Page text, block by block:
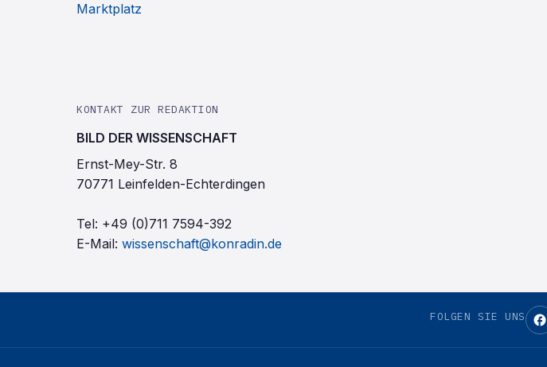
Marktplatz
KONTAKT ZUR REDAKTION
BILD DER WISSENSCHAFT
Ernst-Mey-Str. 8
70771 Leinfelden-Echterdingen
Tel: +49 (0)711 7594-392
E-Mail: wissenschaft@konradin.de
FOLGEN SIE UNS